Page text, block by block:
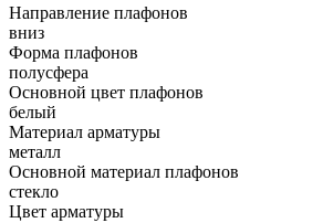
Направление плафонов
вниз
Форма плафонов
полусфера
Основной цвет плафонов
белый
Материал арматуры
металл
Основной материал плафонов
стекло
Цвет арматуры